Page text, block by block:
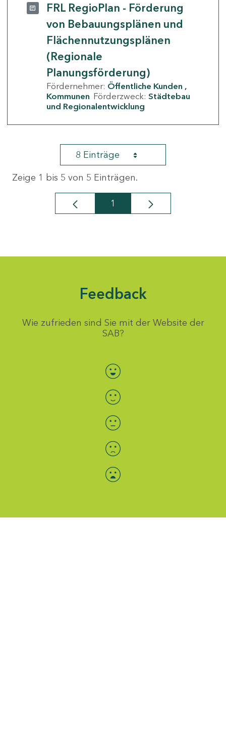
FRL RegioPlan - Förderung
von Bebauungsplänen und
Flächennutzungsplänen
(Regionale
Planungsförderung)
Fördernehmer: Öffentliche Kunden
Kommunen Förderzweck: Städtebau
und Regionalentwicklung
8 Einträge
Zeige 1 bis 5 von 5 Einträgen.
Seite
1
Feedback
Wie zufrieden sind Sie mit der Website der
SAB?
Bewertung auswählen